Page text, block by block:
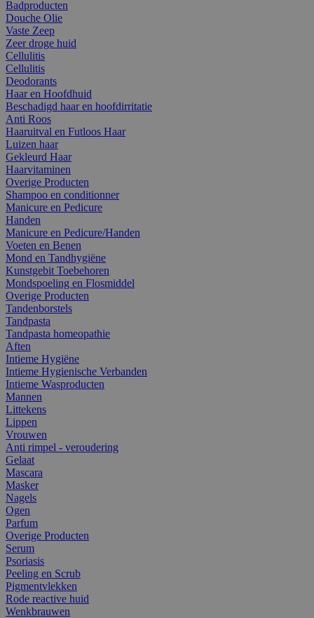
Badproducten
Douche Olie
Vaste Zeep
Zeer droge huid
Cellulitis
Cellulitis
Deodorants
Haar en Hoofdhuid
Beschadigd haar en hoofdirritatie
Anti Roos
Haaruitval en Futloos Haar
Luizen haar
Gekleurd Haar
Haarvitaminen
Overige Producten
Shampoo en conditionner
Manicure en Pedicure
Handen
Manicure en Pedicure/Handen
Voeten en Benen
Mond en Tandhygiëne
Kunstgebit Toebehoren
Mondspoeling en Flosmiddel
Overige Producten
Tandenborstels
Tandpasta
Tandpasta homeopathie
Aften
Intieme Hygiëne
Intieme Hygienische Verbanden
Intieme Wasproducten
Mannen
Littekens
Lippen
Vrouwen
Anti rimpel - veroudering
Gelaat
Mascara
Masker
Nagels
Ogen
Parfum
Overige Producten
Serum
Psoriasis
Peeling en Scrub
Pigmentvlekken
Rode reactive huid
Wenkbrauwen